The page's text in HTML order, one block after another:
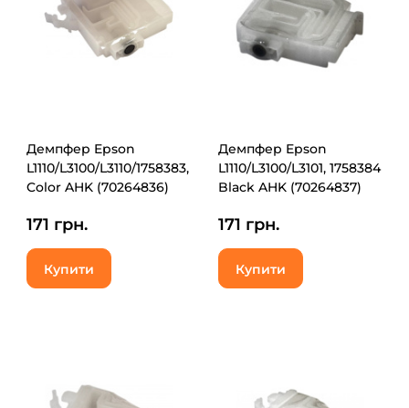
Демпфер Epson
L1110/L3100/L3110/1758383,
Color AHK (70264836)
171 грн.
Купити
Демпфер Epson
L1110/L3100/L3101, 1758384
Black AHK (70264837)
171 грн.
Купити